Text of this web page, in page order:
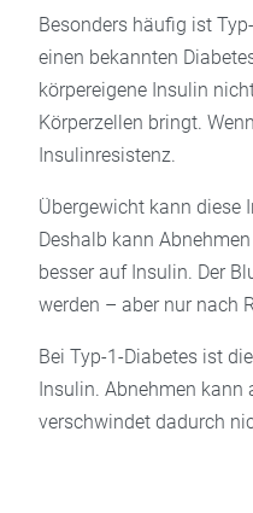
Besonders häufig ist
einen bekannten
körpereigene Insulin
Körperzellen bringt.
Insulinresistenz.
Übergewicht kann diese
Deshalb kann
besser auf Insulin. Der
werden – aber nur nach
Bei Typ-1-Diabetes ist
Insulin. Abnehmen kann
verschwindet dadurch